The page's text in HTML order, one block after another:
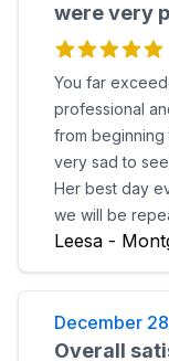
were very
You far
professional
from
very sad to
Her best day
we will be
Leesa -
December
Overall